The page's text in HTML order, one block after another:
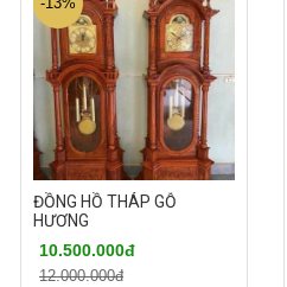
ĐỒNG HỒ THÁP GỖ
HƯƠNG
10.500.000đ
12.000.000đ